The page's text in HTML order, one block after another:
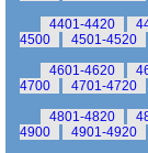
4401-4420
4500
4501-4520
4601-4620
4700
4701-4720
4801-4820
4900
4901-4920